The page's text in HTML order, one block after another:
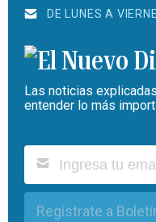
DE LUNES A
Las noticias
entender lo más
Regístrate a